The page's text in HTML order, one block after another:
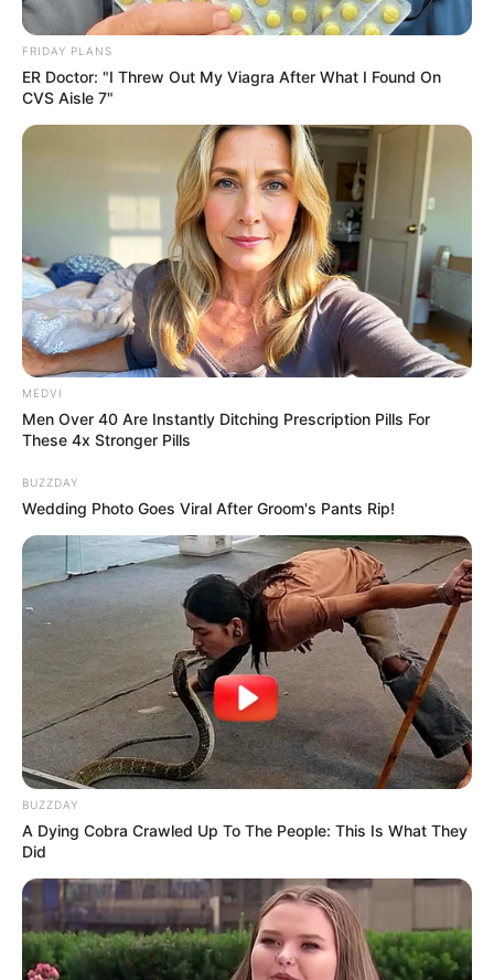
-ad5
Após a aprovação na
Comissão de Trabalho, o PL 5312/2016
seguirá para análise nas comissões de Finanças e Tributação e de
Constituição e Justiça e de Cidadania da Câmara dos Deputados.
Só após aprovação nessas instâncias poderá ser
submetido a
votação em Plenário, e, se aprovado, seguir para o Senado
Federal.
Comissão de Trabalho da Câmara dos
Deputados aprovou o Projeto de Lei nº 5312/2016.
—
Foto:
JASB.com.br.
🩺 Importância para a atenção primária e vigilância em saúde
Agentes Comunitários de Saúde e Agentes de Combate às
Endemiastêm papel central no fortalecimento da atenção primária
acompanhamento de famílias e promoção de saúde nas
A redução da jornada,segundo seus defensores
, pode contribuir
para maior sustentabilidade e qualidade de vida no exercício
profissional, sem reduzir o acesso da população aos serviços
FRIDAY PLANS
ER Doctor: "I Threw Out My Viagra After What I Found On
CVS Aisle 7"
MEDVI
Men Over 40 Are Instantly Ditching Prescription Pills For
These 4x Stronger Pills
BUZZDAY
Wedding Photo Goes Viral After Groom's Pants Rip!
BUZZDAY
A Dying Cobra Crawled Up To The People: This Is What They
Did